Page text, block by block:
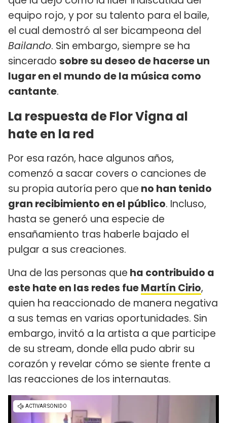
equipo rojo, y por su talento para el baile,
el cual demostró al ser bicampeona del
Bailando. Sin embargo, siempre se ha
sincerado sobre su deseo de hacerse un
lugar en el mundo de la música como
cantante.
La respuesta de Flor Vigna al
hate en la red
Por esa razón, hace algunos años,
comenzó a sacar covers o canciones de
su propia autoría pero que no han tenido
gran recibimiento en el público. Incluso,
hasta se generó una especie de
ensañamiento tras haberle bajado el
pulgar a sus creaciones.
Una de las personas que ha contribuido a
este hate en las redes fueMartín Cirio,
quien ha reaccionado de manera negativa
a sus temas en varias oportunidades. Sin
embargo, invitó a la artista a que participe
de su stream, donde ella pudo abrir su
corazón y revelar cómo se siente frente a
las reacciones de los internautas.